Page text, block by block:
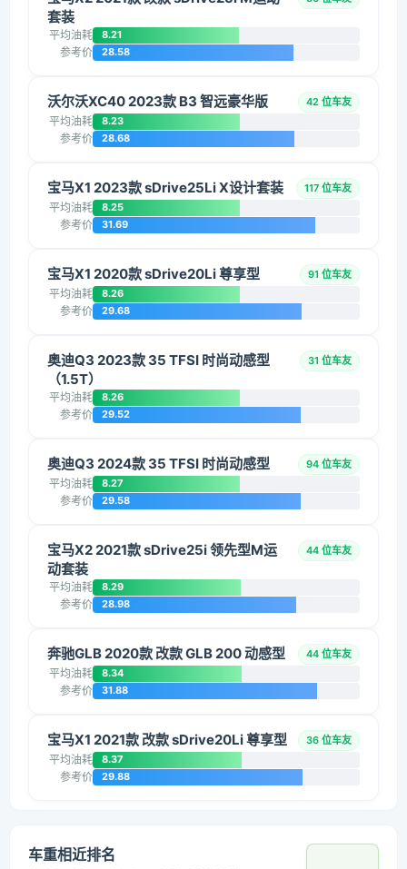
套装
平均油耗 8.21
参考价 28.58
沃尔沃XC40 2023款 B3 智远豪华版 42 位车友
平均油耗 8.23
参考价 28.68
宝马X1 2023款 sDrive25Li X设计套装 117 位车友
平均油耗 8.25
参考价 31.69
宝马X1 2020款 sDrive20Li 尊享型 91 位车友
平均油耗 8.26
参考价 29.68
奥迪Q3 2023款 35 TFSI 时尚动感型
（1.5T）
31 位车友
平均油耗 8.26
参考价 29.52
奥迪Q3 2024款 35 TFSI 时尚动感型 94 位车友
平均油耗 8.27
参考价 29.58
宝马X2 2021款 sDrive25i 领先型M运
动套装
44 位车友
平均油耗 8.29
参考价 28.98
奔驰GLB 2020款 改款 GLB 200 动感型 44 位车友
平均油耗 8.34
参考价 31.88
宝马X1 2021款 改款 sDrive20Li 尊享型 36 位车友
平均油耗 8.37
参考价 29.88
车重相近排名